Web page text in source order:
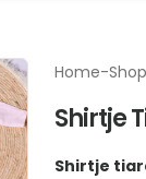
Home-Shop
Shirtje
Shirtje